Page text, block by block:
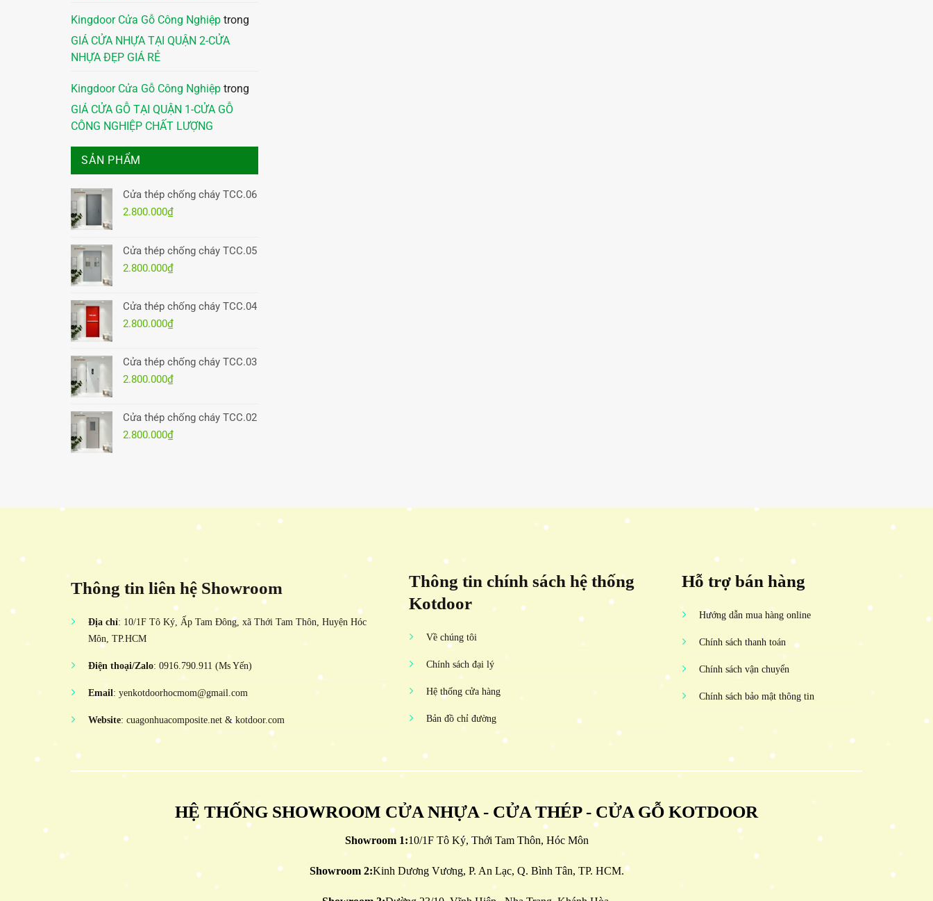
Kingdoor Cửa Gỗ Công Nghiệp trong
GIÁ CỬA NHỰA TẠI QUẬN 2-CỬA
NHỰA ĐẸP GIÁ RẺ
Kingdoor Cửa Gỗ Công Nghiệp trong
GIÁ CỬA GỖ TẠI QUẬN 1-CỬA GỖ
CÔNG NGHIỆP CHẤT LƯỢNG
SẢN PHẨM
Cửa thép chống cháy TCC.06
2.800.000₫
Cửa thép chống cháy TCC.05
2.800.000₫
Cửa thép chống cháy TCC.04
2.800.000₫
Cửa thép chống cháy TCC.03
2.800.000₫
Cửa thép chống cháy TCC.02
2.800.000₫
Thông tin liên hệ Showroom
Địa chỉ: 10/1F Tô Ký, Ấp Tam Đông, xã Thới Tam Thôn, Huyện Hóc
Môn, TP.HCM
Điện thoại/Zalo: 0916.790.911 (Ms Yến)
Email: yenkotdoorhocmom@gmail.com
Website: cuagonhuacomposite.net & kotdoor.com
Thông tin chính sách hệ thống
Kotdoor
Về chúng tôi
Chính sách đại lý
Hệ thống cửa hàng
Bản đồ chỉ đường
Hỗ trợ bán hàng
Hướng dẫn mua hàng online
Chính sách thanh toán
Chính sách vận chuyển
Chính sách bảo mật thông tin
HỆ THỐNG SHOWROOM CỬA NHỰA - CỬA THÉP - CỬA GỖ KOTDOOR
Showroom 1:10/1F Tô Ký, Thới Tam Thôn, Hóc Môn
Showroom 2:Kinh Dương Vương, P. An Lạc, Q. Bình Tân, TP. HCM.